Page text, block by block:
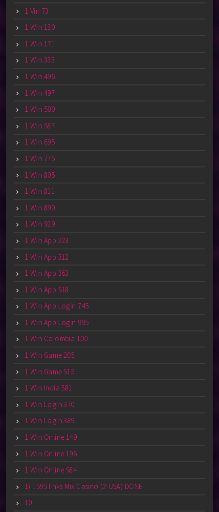
1 Vin 73
1 Win 130
1 Win 171
1 Win 333
1 Win 496
1 Win 497
1 Win 500
1 Win 587
1 Win 695
1 Win 775
1 Win 805
1 Win 811
1 Win 890
1 Win 929
1 Win App 223
1 Win App 312
1 Win App 363
1 Win App 518
1 Win App Login 745
1 Win App Login 995
1 Win Colombia 100
1 Win Game 205
1 Win Game 515
1 Win India 581
1 Win Login 370
1 Win Login 389
1 Win Online 149
1 Win Online 196
1 Win Online 984
1) 1595 links Mix Casino (2-USA) DONE
10